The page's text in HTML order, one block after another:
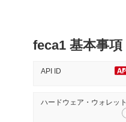
#593
トレンド
feca1 基本事項
API ID
ハードウェア・ウォレット